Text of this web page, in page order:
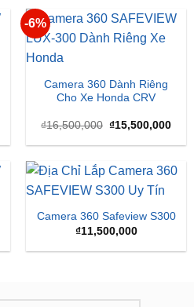
-6%
Camera 360 Dành Riêng
Cho Xe Honda CRV
₫16,500,000 Giá
là:
₫15,500,000Giá
tại
Camera 360 Safeview S300
₫11,500,000